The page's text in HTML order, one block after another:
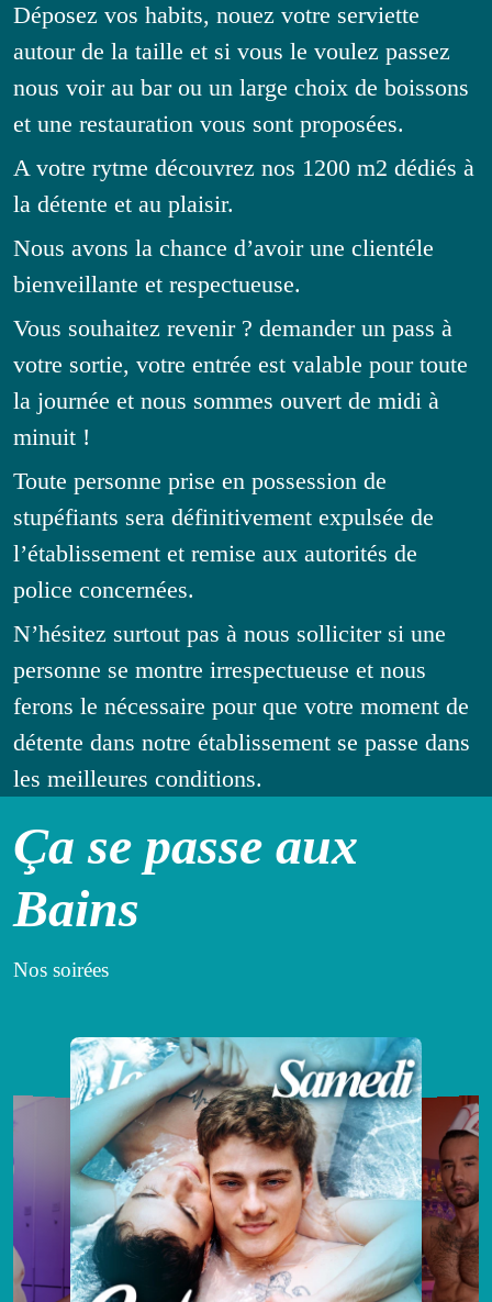
Déposez vos habits, nouez votre serviette
autour de la taille et si vous le voulez passez
nous voir au bar ou un large choix de boissons
et une restauration vous sont proposées.
A votre rytme découvrez nos 1200 m2 dédiés à
la détente et au plaisir.
Nous avons la chance d’avoir une clientéle
bienveillante et respectueuse.
Vous souhaitez revenir ? demander un pass à
votre sortie, votre entrée est valable pour toute
la journée et nous sommes ouvert de midi à
minuit !
Toute personne prise en possession de
stupéfiants sera définitivement expulsée de
l’établissement et remise aux autorités de
police concernées.
N’hésitez surtout pas à nous solliciter si une
personne se montre irrespectueuse et nous
ferons le nécessaire pour que votre moment de
détente dans notre établissement se passe dans
les meilleures conditions.
Ça se passe aux
Bains
Nos soirées